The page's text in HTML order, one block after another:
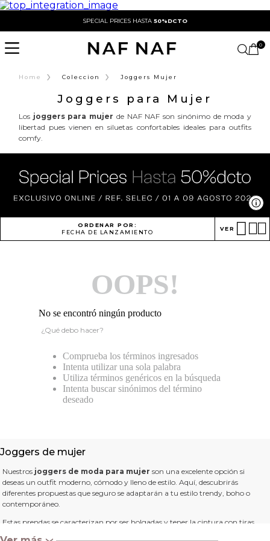
SPECIAL PRICES HASTA 50%DCTO
0
Home › Coleccion › Joggers Mujer
Joggers para Mujer
Los joggers para mujer de NAF NAF son sinónimo de moda y
libertad pues vienen en siluetas confortables ideales para outfits
comfy.
ORDENAR POR:
FECHA DE LANZAMIENTO
VER
OOPS!
No se encontró ningún producto
¿Qué debo hacer?
Comprueba los términos ingresados
Intenta utilizar una sola palabra
Utiliza términos genéricos en la búsqueda
Intenta buscar sinónimos del término
deseado
Joggers de mujer
Nuestros joggers de moda para mujer son una excelente opción si
deseas un outfit moderno, cómodo y lleno de estilo. Aquí, descubrirás
diferentes propuestas que seguro se adaptarán a tu estilo trendy, boho o
contemporáneo.
Estas prendas se caracterizan por ser holgadas y tener la cintura con tiras